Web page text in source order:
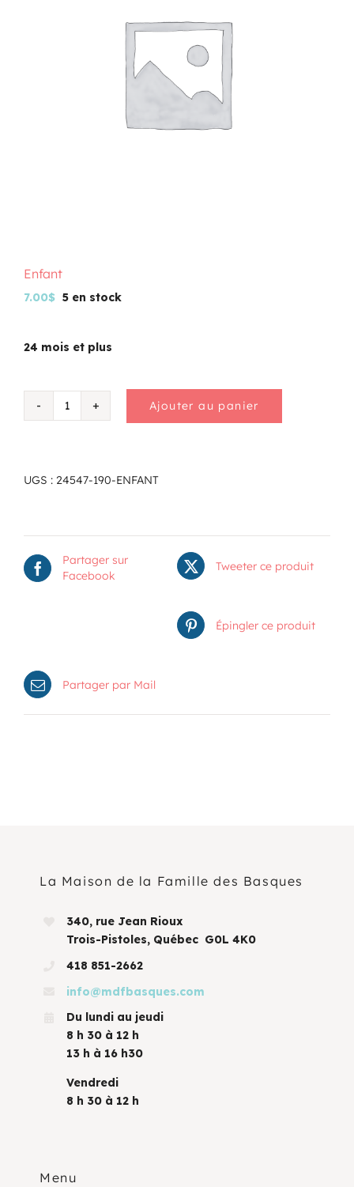
Enfant
7.00$ 5 en stock
24 mois et plus
quantité
Ajouter au panier
UGS : 24547-190-ENFANT
Partager sur
Facebook
Tweeter ce produit
Épingler ce produit
Partager par Mail
La Maison de la Famille des Basques
340, rue Jean Rioux
Trois-Pistoles, Québec G0L 4K0
418 851-2662
info@mdfbasques.com
Du lundi au jeudi
8 h 30 à 12 h
13 h à 16 h30
Vendredi
8 h 30 à 12 h
Menu